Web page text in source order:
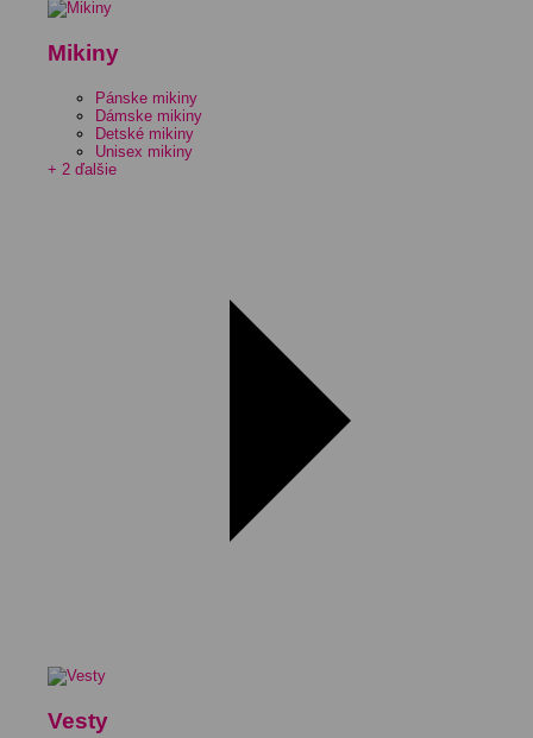
Mikiny
Pánske mikiny
Dámske mikiny
Detské mikiny
Unisex mikiny
+ 2 ďalšie
Vesty